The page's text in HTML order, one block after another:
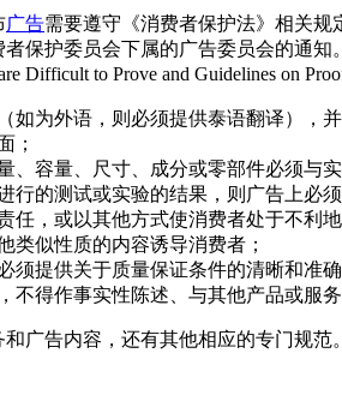
广告需要遵守《消费者保护法》相关
保护委员会下属的广告委员会的通知
Difficult to Prove and Guidelines on
如为外语，则必须提供泰语翻译），
；
、容量、尺寸、成分或零部件必须与
行的测试或实验的结果，则广告上必
任，或以其他方式使消费者处于不利地
类似性质的内容诱导消费者；
须提供关于质量保证条件的清晰和准
不得作事实性陈述、与其他产品或服
广告内容，还有其他相应的专门规范。